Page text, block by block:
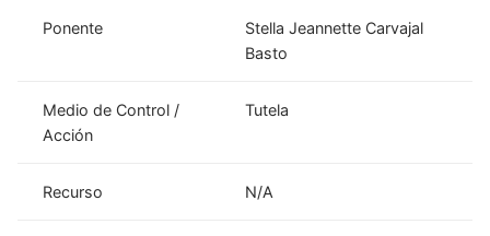
Ponente
Stella Jeannette Carvajal
Basto
Medio de Control /
Acción
Tutela
Recurso N/A